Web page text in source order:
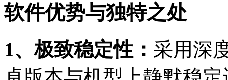
软件优势与独特之处
1、极致稳定性： 采用深